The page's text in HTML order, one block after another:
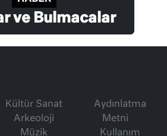
ve Bulmacalar
Kültür Sanat
Arkeoloji
Müzik
Aydınlatma
Metni
Kullanım